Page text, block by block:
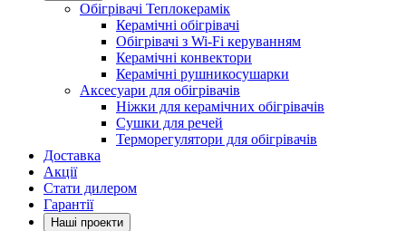
Обігрівачі Теплокерамік
Керамічні обігрівачі
Обігрівачі з Wi-Fi керуванням
Керамічні конвектори
Керамічні рушникосушарки
Аксесуари для обігрівачів
Ніжки для керамічних обігрівачів
Сушки для речей
Терморегулятори для обігрівачів
Доставка
Акції
Стати дилером
Гарантії
Нашi проекти